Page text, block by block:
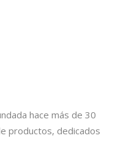
hace más de 30
productos, dedicados